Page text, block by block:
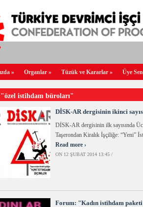
» Organlar » Tüzük ve Kararlar » Üye
istihdam büroları"
DİSK-AR dergisinin ikinci
DİSK-AR dergisinin ilk sayısında
Taşerondan Kiralık İşçiliğe: “Yeni”
Read more ›
ON 12 ŞUBAT 2014 13:45 /
Forum: "Kadın istihdam